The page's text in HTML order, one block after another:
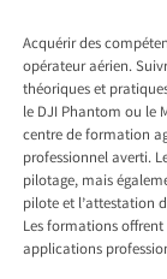
Acquérir des
opérateur aérien.
théoriques et
le DJI Phantom ou le
centre de formation
professionnel averti.
pilotage, mais
pilote et l’attestation
Les formations
applications